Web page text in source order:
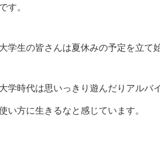
す。
学生の皆さんは夏休みの予定を立て
学時代は思いっきり遊んだりアル
い方に生きるなと感じています。